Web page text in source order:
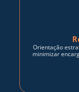
Orientação
minimizar